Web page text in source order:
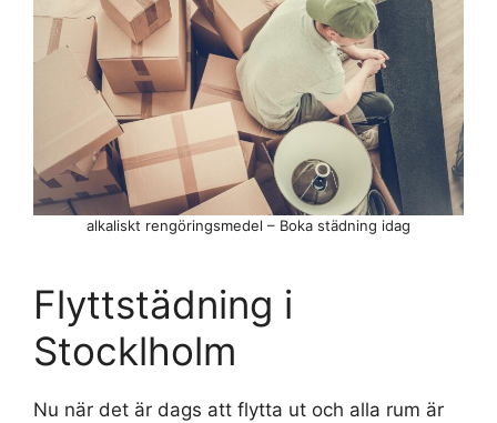
Flyttstädning i
Stocklholm
Nu när det är dags att flytta ut och alla rum är
alkaliskt rengöringsmedel – Boka städning idag